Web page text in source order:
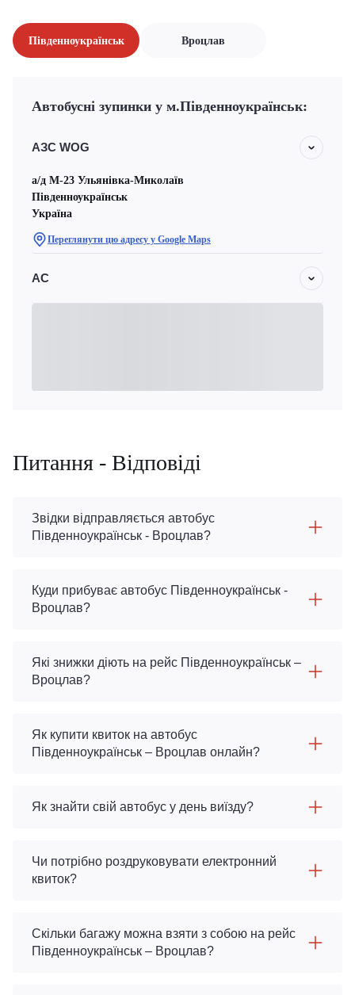
Південноукраїнськ Вроцлав
Автобусні зупинки у м.Південноукраїнськ:
АЗС WOG
а/д М-23 Ульянівка-Миколаїв
Південноукраїнськ
Україна
Переглянути цю адресу у Google Maps
АС
Питання - Відповіді
Звідки відправляється автобус
Південноукраїнськ - Вроцлав?
Куди прибуває автобус Південноукраїнськ -
Вроцлав?
Які знижки діють на рейс Південноукраїнськ –
Вроцлав?
Як купити квиток на автобус
Південноукраїнськ – Вроцлав онлайн?
Як знайти свій автобус у день виїзду?
Чи потрібно роздруковувати електронний
квиток?
Скільки багажу можна взяти з собою на рейс
Південноукраїнськ – Вроцлав?